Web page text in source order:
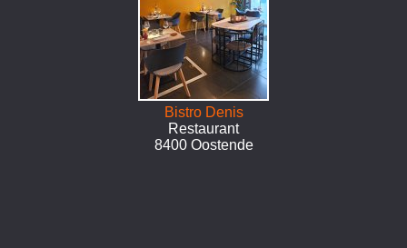
Bistro Denis
Restaurant
8400 Oostende